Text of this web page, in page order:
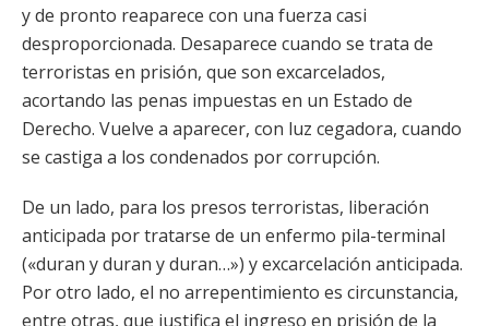
y de pronto reaparece con una fuerza casi
desproporcionada. Desaparece cuando se trata de
terroristas en prisión, que son excarcelados,
acortando las penas impuestas en un Estado de
Derecho. Vuelve a aparecer, con luz cegadora, cuando
se castiga a los condenados por corrupción.
De un lado, para los presos terroristas, liberación
anticipada por tratarse de un enfermo pila-terminal
(«duran y duran y duran…») y excarcelación anticipada.
Por otro lado, el no arrepentimiento es circunstancia,
entre otras, que justifica el ingreso en prisión de la